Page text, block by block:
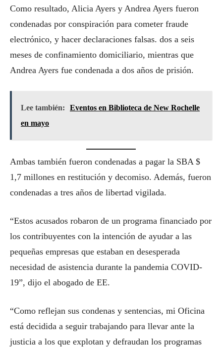
Como resultado, Alicia Ayers y Andrea Ayers fueron
condenadas por conspiración para cometer fraude
electrónico, y hacer declaraciones falsas. dos a seis
meses de confinamiento domiciliario, mientras que
Andrea Ayers fue condenada a dos años de prisión.
Lee también:
Eventos en Biblioteca de New Rochelle
en mayo
Ambas también fueron condenadas a pagar la SBA $
1,7 millones en restitución y decomiso. Además, fueron
condenadas a tres años de libertad vigilada.
“Estos acusados robaron de un programa financiado por
los contribuyentes con la intención de ayudar a las
pequeñas empresas que estaban en desesperada
necesidad de asistencia durante la pandemia COVID-
19”, dijo el abogado de EE.
“Como reflejan sus condenas y sentencias, mi Oficina
está decidida a seguir trabajando para llevar ante la
justicia a los que explotan y defraudan los programas